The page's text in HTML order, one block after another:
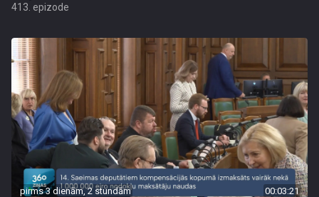
413. epizode
pirms 3 dienām, 2 stundām 00:03:21